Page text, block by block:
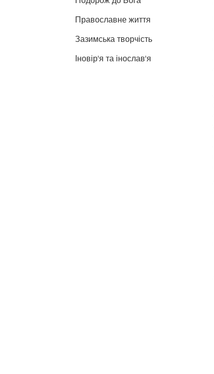
Православне життя
Зазимська творчість
Іновір'я та інослав'я